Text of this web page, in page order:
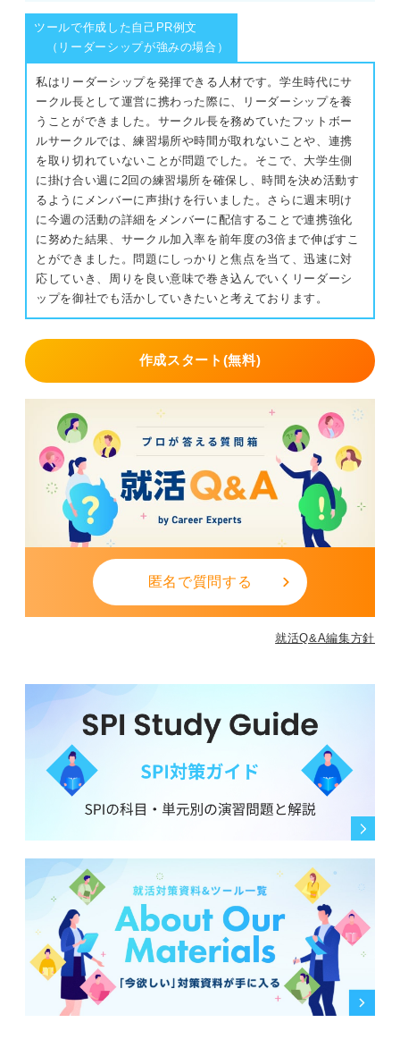
0
ツールで作成した自己PR例文
（リーダーシップが強みの場合）
私はリーダーシップを発揮できる人材です。学生時代にサ
ークル長として運営に携わった際に、リーダーシップを養
うことができました。サークル長を務めていたフットボー
ルサークルでは、練習場所や時間が取れないことや、連携
を取り切れていないことが問題でした。そこで、大学生側
に掛け合い週に2回の練習場所を確保し、時間を決め活動す
るようにメンバーに声掛けを行いました。さらに週末明け
に今週の活動の詳細をメンバーに配信することで連携強化
に努めた結果、サークル加入率を前年度の3倍まで伸ばすこ
とができました。問題にしっかりと焦点を当て、迅速に対
応していき、周りを良い意味で巻き込んでいくリーダーシ
ップを御社でも活かしていきたいと考えております。
作成スタート(無料)
匿名で質問する
就活Q&A編集方針